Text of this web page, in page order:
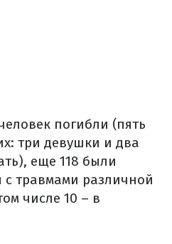
погибли (пять
три девушки и два
еще 118 были
с травмами различной
числе 10 – в